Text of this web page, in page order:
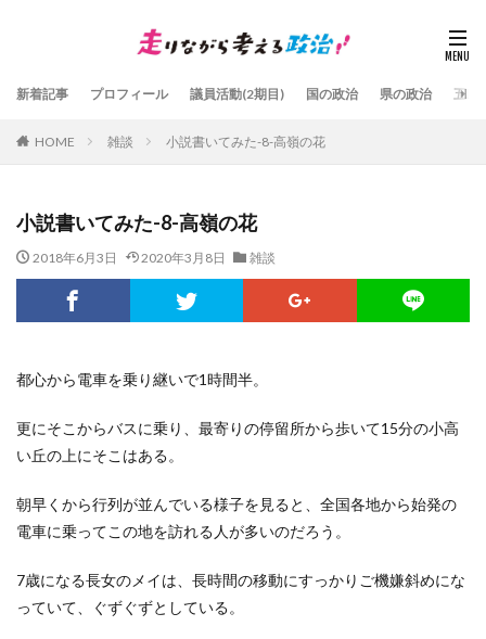
新着記事 プロフィール 議員活動(2期目) 国の政治 県の政治 五島
HOME 雑談 小説書いてみた-8-高嶺の花
小説書いてみた-8-高嶺の花
2018年6月3日 2020年3月8日 雑談
都心から電車を乗り継いで1時間半。
更にそこからバスに乗り、最寄りの停留所から歩いて15分の小高
い丘の上にそこはある。
朝早くから行列が並んでいる様子を見ると、全国各地から始発の
電車に乗ってこの地を訪れる人が多いのだろう。
7歳になる長女のメイは、長時間の移動にすっかりご機嫌斜めにな
っていて、ぐずぐずとしている。